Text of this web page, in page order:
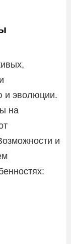
и эволюции.
на
и